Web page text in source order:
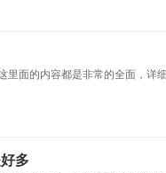
面的内容都是非常的全面，
多